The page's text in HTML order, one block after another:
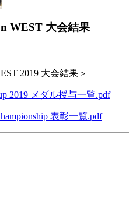
WEST 大会結果
2019 大会結果＞
2019 メダル授与一覧.pdf
表彰一覧.pdf